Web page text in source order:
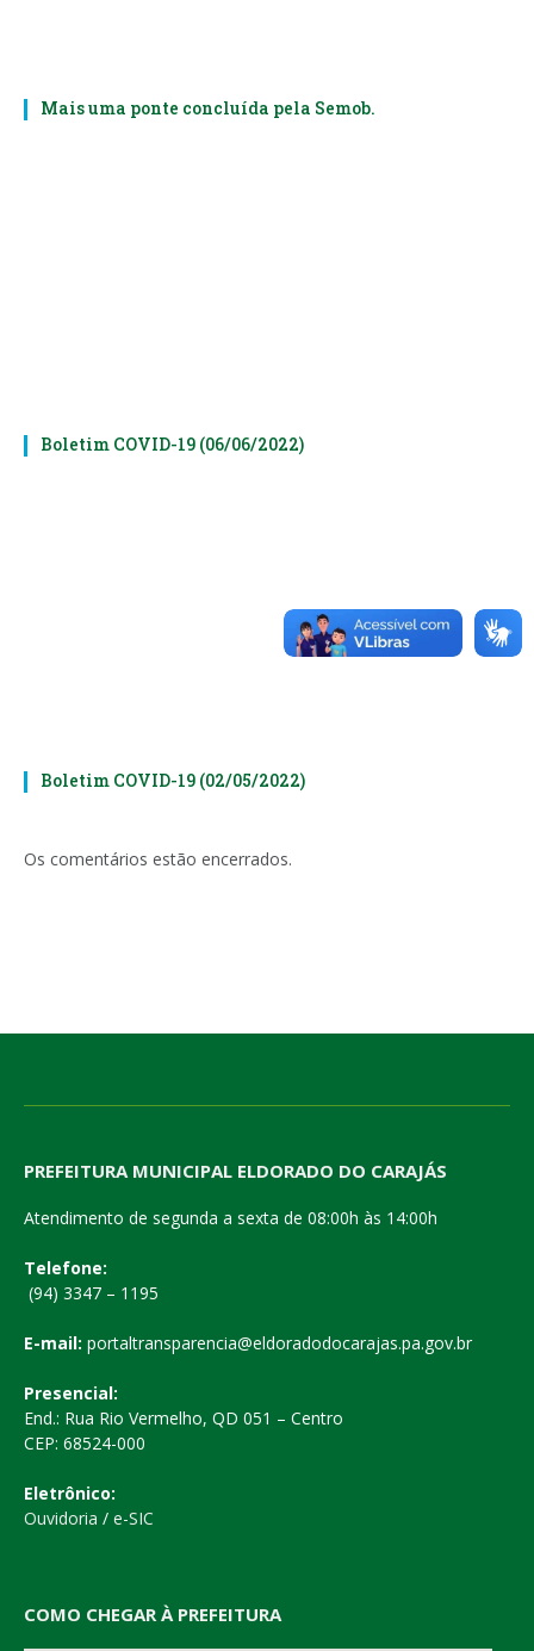
Mais uma ponte concluída pela Semob.
Boletim COVID-19 (06/06/2022)
Boletim COVID-19 (02/05/2022)
Os comentários estão encerrados.
PREFEITURA MUNICIPAL ELDORADO DO CARAJÁS
Atendimento de segunda a sexta de 08:00h às 14:00h
Telefone:
(94) 3347 – 1195
E-mail: portaltransparencia@eldoradodocarajas.pa.gov.br
Presencial:
End.: Rua Rio Vermelho, QD 051 – Centro
CEP: 68524-000
Eletrônico:
Ouvidoria / e-SIC
COMO CHEGAR À PREFEITURA